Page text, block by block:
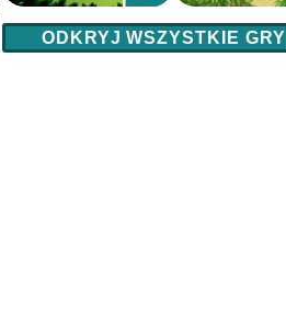
ODKRYJ WSZYSTKIE GRY